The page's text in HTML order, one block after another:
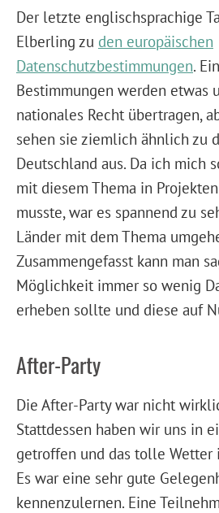
Der letzte englischsprachige
Elberling zu den europäischen
Datenschutzbestimmungen.
Bestimmungen werden etwas
nationales Recht übertragen,
sehen sie ziemlich ähnlich zu
Deutschland aus. Da ich mich
mit diesem Thema in
musste, war es spannend zu
Länder mit dem Thema
Zusammengefasst kann man
Möglichkeit immer so wenig
erheben sollte und diese auf
After-Party
Die After-Party war nicht
Stattdessen haben wir uns in
getroffen und das tolle Wetter
Es war eine sehr gute
kennenzulernen. Eine